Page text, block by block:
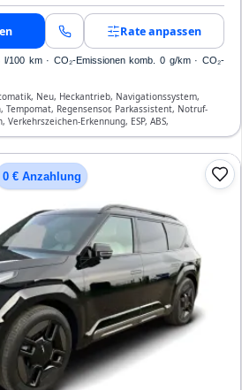
Rate anpassen
100 km · CO₂-Emissionen komb. 0 g/km · CO₂-
Neu, Heckantrieb, Navigationssystem,
Tempomat, Regensensor, Parkassistent, Notruf-
Erkennung, ESP, ABS,
weitere Airbags
0 € Anzahlung